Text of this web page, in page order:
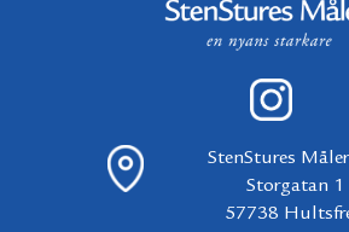
StenStures
Storgatan 1
57738